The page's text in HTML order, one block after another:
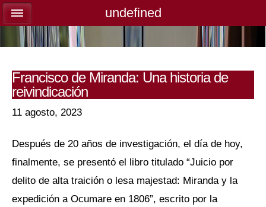
Francisco de Miranda: Una historia de
reivindicación
11 agosto, 2023
Después de 20 años de investigación, el día de hoy,
finalmente, se presentó el libro titulado “Juicio por
delito de alta traición o lesa majestad: Miranda y la
expedición a Ocumare en 1806”, escrito por la
undefined
undefined